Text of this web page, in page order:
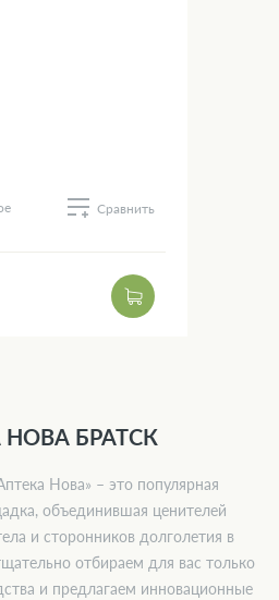
Сравнить
БРАТСК
Нова» – это популярная
объединившая ценителей
и сторонников долголетия в
отбираем для вас только
и предлагаем инновационные